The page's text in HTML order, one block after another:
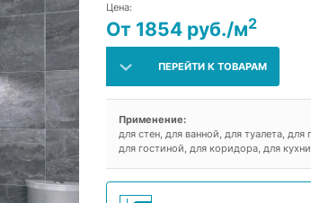
Цена:
От 1854 руб./м2
ПЕРЕЙТИ К ТОВАРАМ
Применение:
для стен, для ванной, для туалета, для
для гостиной, для коридора, для